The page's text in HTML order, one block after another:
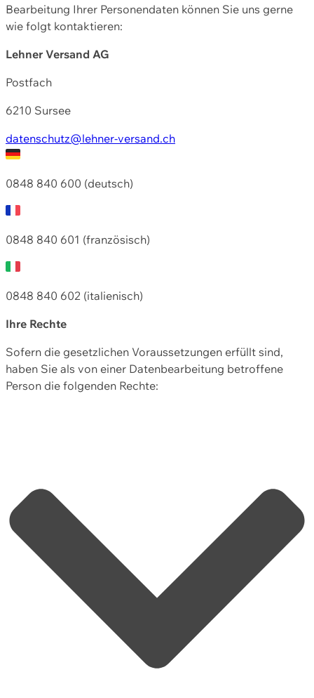
Bearbeitung Ihrer Personendaten können Sie uns gerne
wie folgt kontaktieren:
Lehner Versand AG
Postfach
6210 Sursee
datenschutz@lehner-versand.ch
0848 840 600 (deutsch)
0848 840 601 (französisch)
0848 840 602 (italienisch)
Ihre Rechte
Sofern die gesetzlichen Voraussetzungen erfüllt sind,
haben Sie als von einer Datenbearbeitung betroffene
Person die folgenden Rechte: